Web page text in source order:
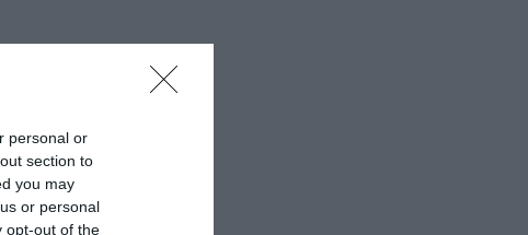
personal or
section to
you may
or personal
opt-out of the